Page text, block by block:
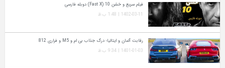
فیلم سریع و خشن 10 (Fast X) دوبله فارسی
1402-03-11 | 1:48 ب.ظ
رقابت آلمان و ایتالیا؛ درگ جذاب بی ام و M5 و فراری 812
1401-01-03 | 9:34 ب.ظ